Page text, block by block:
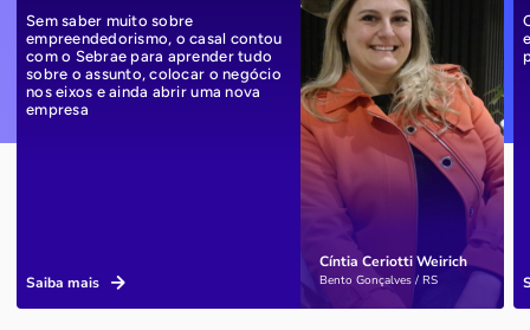
Cíntia Ceriotti Weirich
Bento Gonçalves / RS
Sem saber muito sobre
empreendedorismo, o casal contou
com o Sebrae para aprender tudo
sobre o assunto, colocar o negócio
nos eixos e ainda abrir uma nova
empresa
Saiba mais